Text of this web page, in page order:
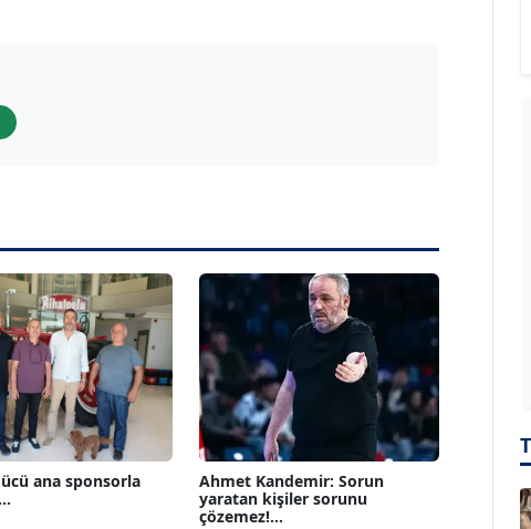
ana sponsorla
Ahmet Kandemir: Sorun
yaratan kişiler sorunu
çözemez!...